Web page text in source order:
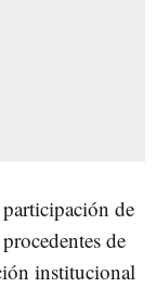
de
procedentes de
institucional